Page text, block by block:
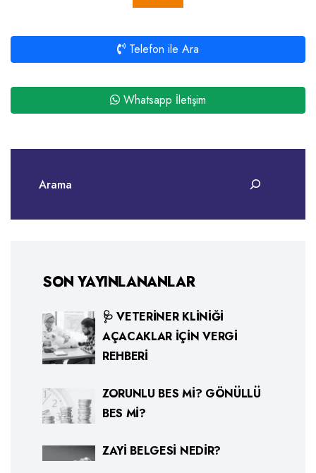
Telefon ile Ara
Whatsapp İletişim
SON YAYINLANANLAR
🩺 VETERINER KLINIĞI
AÇACAKLAR İÇIN VERGI
REHBERI
ZORUNLU BES MI? GÖNÜLLÜ
BES MI?
ZAYI BELGESI NEDIR?